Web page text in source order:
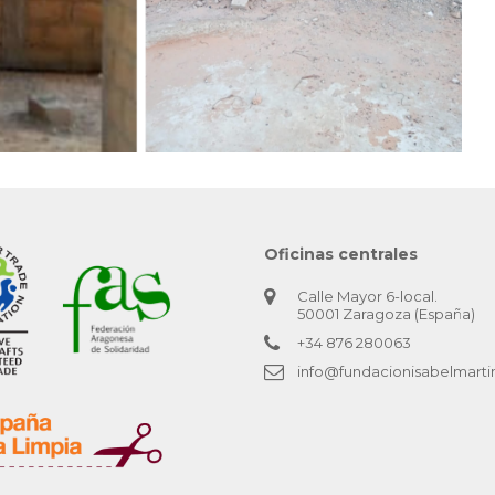
Oficinas centrales
Calle Mayor 6-local.
50001 Zaragoza (España)
+34 876 280063